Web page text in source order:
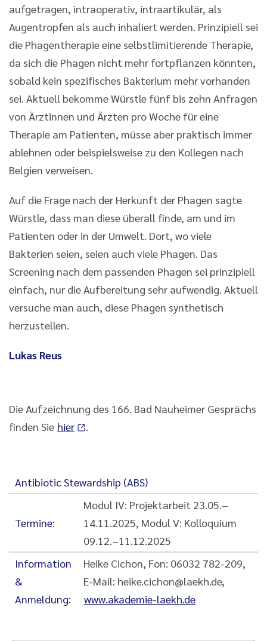
aufgetragen, intraoperativ, intraartikulär, als
Augentropfen als auch inhaliert werden. Prinzipiell sei
die Phagentherapie eine selbstlimitierende Therapie,
da sich die Phagen nicht mehr fortpflanzen könnten,
sobald kein spezifisches Bakterium mehr vorhanden
sei. Aktuell bekomme Würstle fünf bis zehn Anfragen
von Ärztinnen und Ärzten pro Woche für eine
Therapie am Patienten, müsse aber praktisch immer
ablehnen oder beispielsweise zu den Kollegen nach
Belgien verweisen.
Auf die Frage nach der Herkunft der Phagen sagte
Würstle, dass man diese überall finde, am und im
Patienten oder in der Umwelt. Dort, wo viele
Bakterien seien, seien auch viele Phagen. Das
Screening nach dem passenden Phagen sei prinzipiell
einfach, nur die Aufbereitung sehr aufwendig. Aktuell
versuche man auch, diese Phagen synthetisch
herzustellen.
Lukas Reus
Die Aufzeichnung des 166. Bad Nauheimer Gesprächs
finden Sie hier .
Antibiotic Stewardship (ABS)
Termine:
Modul IV: Projektarbeit 23.05.–
14.11.2025, Modul V: Kolloquium
09.12.–11.12.2025
Information
&
Anmeldung:
Heike Cichon, Fon: 06032 782-209,
E-Mail: heike.cichon@laekh.de,
www.akademie-laekh.de